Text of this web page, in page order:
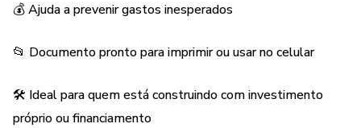
habite-se e pós-obra.
✨ Cada etapa traz checklists prontos para marcar, dicas de
quem vive a rotina da obra e lembretes que ajudam você a
💰 Ajuda a prevenir gastos inesperados
📂 Documento pronto para imprimir ou usar no celular
🛠️ Ideal para quem está construindo com investimento
próprio ou financiamento